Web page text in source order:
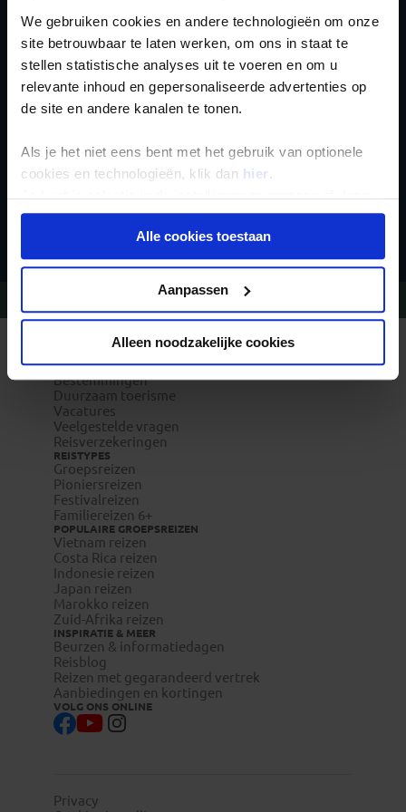
We gebruiken cookies en andere technologieën om onze
site betrouwbaar te laten werken, om ons in staat te
stellen statistische analyses uit te voeren en om u
relevante inhoud en gepersonaliseerde advertenties op
de site en andere kanalen te tonen.
Als je het niet eens bent met het gebruik van optionele
cookies en technologieën, klik dan hier .
Je kunt je selectie in de instellingen aanpassen of deze
onder aan de pagina op elk gewenst moment voor de
toekomst wijzigen.Alle cookies toestaan
Aanpassen
Alleen noodzakelijke cookies
Schrijf je in voor de
nieuwsbrief
Inschrijven
Vragen?Bel 020-7887700
REIZEN MET KONING AAP
Waarom Koning Aap?
Bestemmingen
Duurzaam toerisme
Vacatures
Veelgestelde vragen
Reisverzekeringen
REISTYPES
Groepsreizen
Pioniersreizen
Festivalreizen
Familiereizen 6+
POPULAIRE GROEPSREIZEN
Vietnam reizen
Costa Rica reizen
Indonesie reizen
Japan reizen
Marokko reizen
Zuid-Afrika reizen
INSPIRATIE & MEER
Beurzen & informatiedagen
Reisblog
Reizen met gegarandeerd vertrek
Aanbiedingen en kortingen
VOLG ONS ONLINE
Privacy